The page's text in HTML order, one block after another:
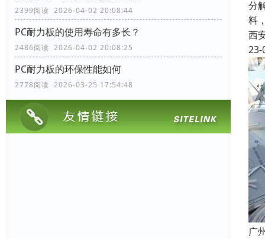
2399阅读 2026-04-02 20:08:44
PC耐力板的使用寿命有多长？
2486阅读 2026-04-02 20:08:25
PC耐力板的环保性能如何
2778阅读 2026-03-25 17:54:48
分
料
西
23-
广